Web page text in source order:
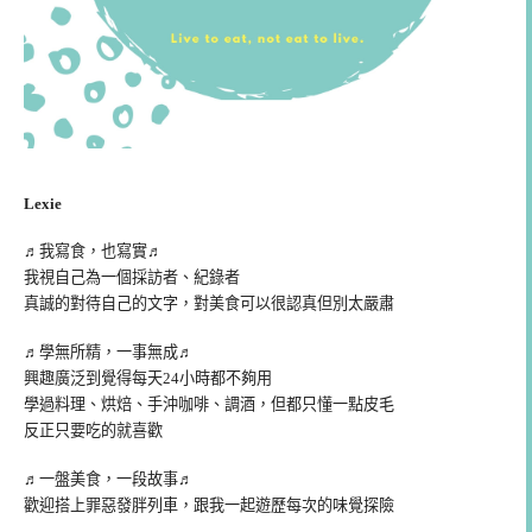
Lexie
♬我寫食，也寫實♬
我視自己為一個採訪者、紀錄者
真誠的對待自己的文字，對美食可以很認真但別太嚴肅
♬學無所精，一事無成♬
興趣廣泛到覺得每天24小時都不夠用
學過料理、烘焙、手沖咖啡、調酒，但都只懂一點皮毛
反正只要吃的就喜歡
♬一盤美食，一段故事♬
歡迎搭上罪惡發胖列車，跟我一起遊歷每次的味覺探險